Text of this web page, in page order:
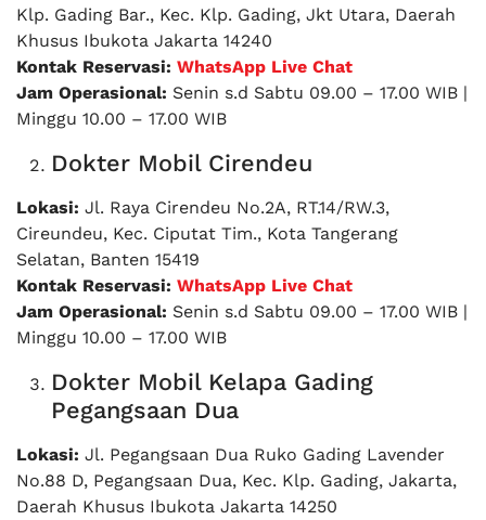
Klp. Gading Bar., Kec. Klp. Gading, Jkt Utara, Daerah
Khusus Ibukota Jakarta 14240
Kontak Reservasi: WhatsApp Live Chat
Jam Operasional: Senin s.d Sabtu 09.00 – 17.00 WIB |
Minggu 10.00 – 17.00 WIB
Dokter Mobil Cirendeu
Lokasi: Jl. Raya Cirendeu No.2A, RT.14/RW.3,
Cireundeu, Kec. Ciputat Tim., Kota Tangerang
Selatan, Banten 15419
Kontak Reservasi: WhatsApp Live Chat
Jam Operasional: Senin s.d Sabtu 09.00 – 17.00 WIB |
Minggu 10.00 – 17.00 WIB
Dokter Mobil Kelapa Gading
Pegangsaan Dua
Lokasi: Jl. Pegangsaan Dua Ruko Gading Lavender
No.88 D, Pegangsaan Dua, Kec. Klp. Gading, Jakarta,
Daerah Khusus Ibukota Jakarta 14250